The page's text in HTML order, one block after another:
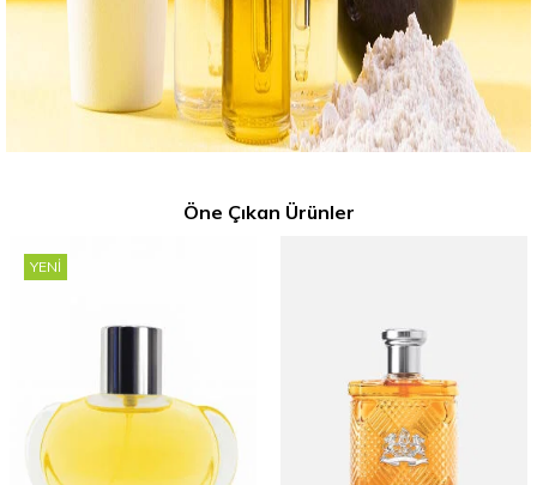
Öne Çıkan Ürünler
YENI